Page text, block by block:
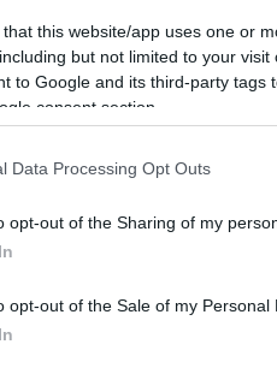
that this website/app uses one or
but not limited to your
to Google and its third-party
consent section.
Data Processing Opt Outs
opt-out of the Sharing of my
opt-out of the Sale of my Personal
che mostra un
è importante notare
possibile stagnazione nel
essere delle discrepanze